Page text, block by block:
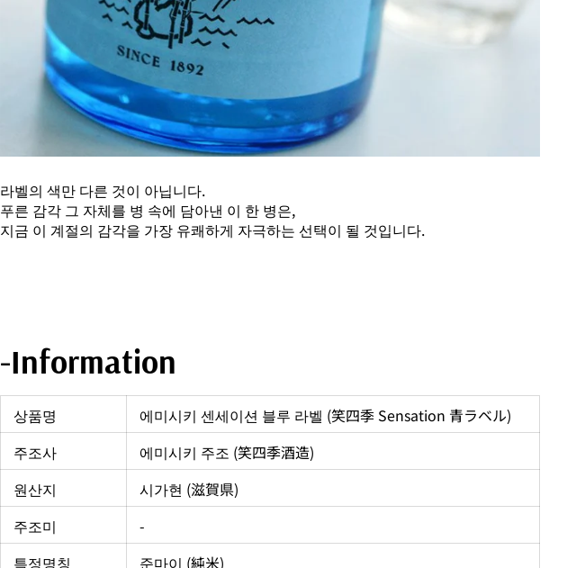
라벨의 색만 다른 것이 아닙니다.
푸른 감각 그 자체를 병 속에 담아낸 이 한 병은,
지금 이 계절의 감각을 가장 유쾌하게 자극하는 선택이 될 것입니다.
-Information
상품명
에미시키 센세이션 블루 라벨 (笑四季 Sensation 青ラベル)
주조사
에미시키 주조 (笑四季酒造)
원산지
시가현 (滋賀県)
주조미
-
특정명칭
준마이 (純米)